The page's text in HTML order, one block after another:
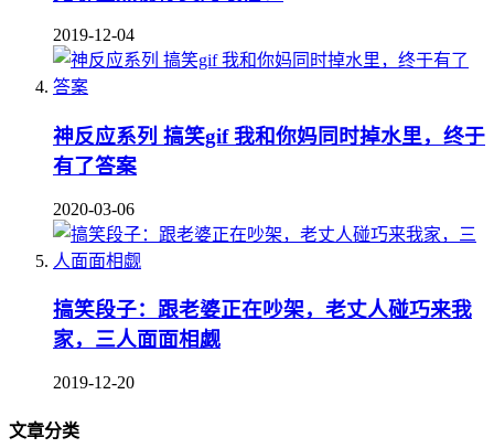
2019-12-04
神反应系列 搞笑gif 我和你妈同时掉水里，终于
有了答案
2020-03-06
搞笑段子：跟老婆正在吵架，老丈人碰巧来我
家，三人面面相觑
2019-12-20
文章分类